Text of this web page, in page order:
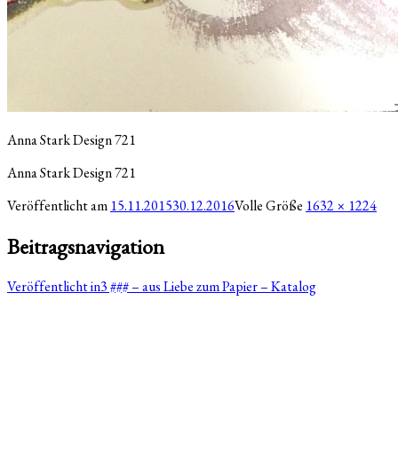
Anna Stark Design 721
Anna Stark Design 721
Veröffentlicht am 15.11.201530.12.2016Volle Größe 1632 × 1224
Beitragsnavigation
Veröffentlicht in3 ### – aus Liebe zum Papier – Katalog